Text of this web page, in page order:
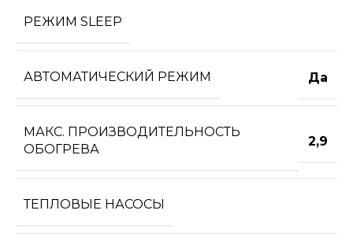
РЕЖИМ SLEEP
АВТОМАТИЧЕСКИЙ РЕЖИМ Да
МАКС. ПРОИЗВОДИТЕЛЬНОСТЬ
ОБОГРЕВА
2,9
ТЕПЛОВЫЕ НАСОСЫ